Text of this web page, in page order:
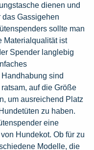
dienen und
das Gassigehen
sollte man
Materialqualität ist
Spender langlebig
sind
auf die Größe
um ausreichend Platz
zu haben.
eine
Hundekot. Ob für zu
Modelle, die